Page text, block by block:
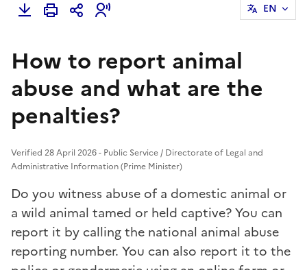
EN
How to report animal
abuse and what are the
penalties?
Verified 28 April 2026 - Public Service / Directorate of Legal and
Administrative Information (Prime Minister)
Do you witness abuse of a domestic animal or
a wild animal tamed or held captive? You can
report it by calling the national animal abuse
reporting number. You can also report it to the